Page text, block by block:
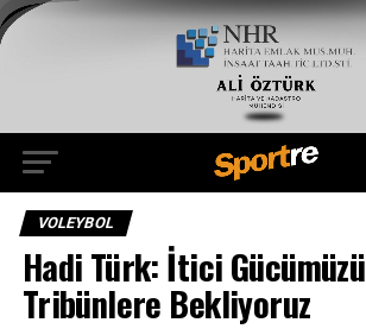
VOLEYBOL
Hadi Türk: İtici Gücümüzü
Tribünlere Bekliyoruz